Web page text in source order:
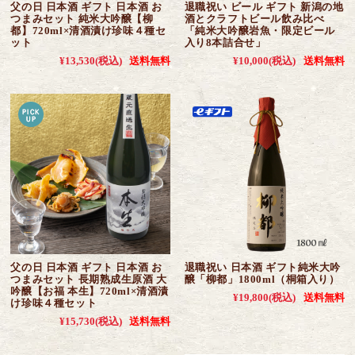
父の日 日本酒 ギフト 日本酒 お
つまみセット 純米大吟醸【柳
都】720ml×清酒漬け珍味４種セ
ット
¥13,530(税込) 送料無料
退職祝い ビール ギフト 新潟の地
酒とクラフトビール飲み比べ
「純米大吟醸岩魚・限定ビール
入り8本詰合せ」
¥10,000(税込) 送料無料
父の日 日本酒 ギフト 日本酒 お
つまみセット 長期熟成生原酒 大
吟醸【お福 本生】720ml×清酒漬
け珍味４種セット
¥15,730(税込) 送料無料
退職祝い 日本酒 ギフト純米大吟
醸「柳都」1800ml（桐箱入り）
¥19,800(税込) 送料無料